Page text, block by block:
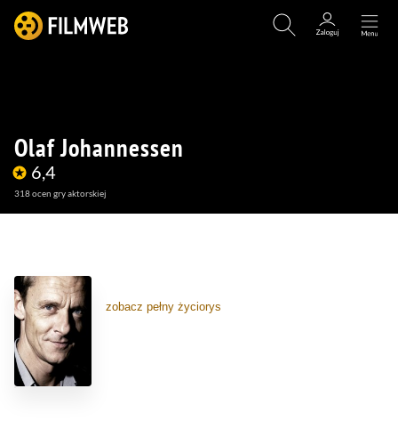
Olaf Johannessen
6,4
318ocen gry aktorskiej
zobacz pełny życiorys